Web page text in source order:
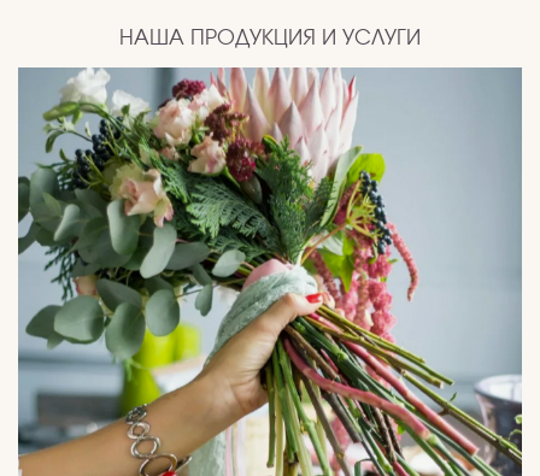
НАША ПРОДУКЦИЯ И УСЛУГИ